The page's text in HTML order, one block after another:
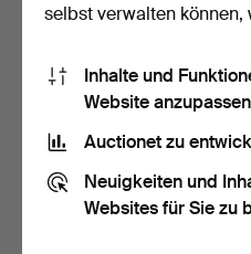
selbst verwalten
Inhalte und
Website
Auctionet zu
Neuigkeiten und
Websites für Sie zu